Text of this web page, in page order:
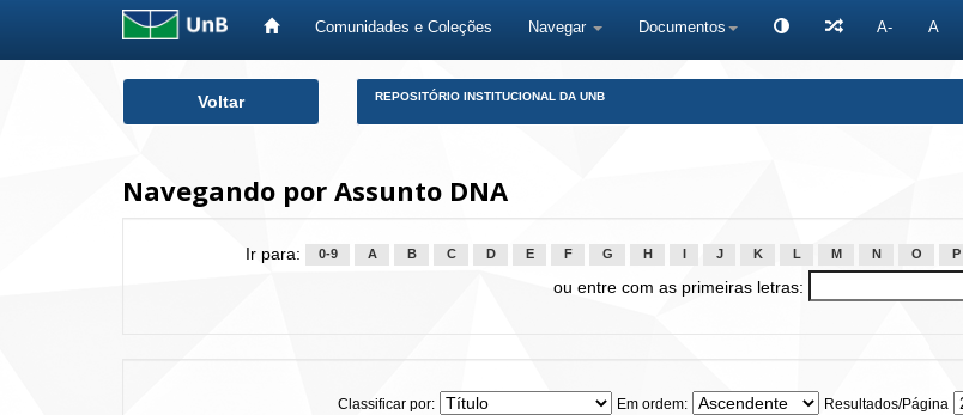
Comunidades e Coleções Navegar Documentos A- A
Voltar REPOSITÓRIO INSTITUCIONAL DA UNB
Navegando por Assunto DNA
Ir para: 0-9 A B C D E F G H J K L M N O P
ou entre com as primeiras letras:
Classificar por: Em ordem: Resultados/Página